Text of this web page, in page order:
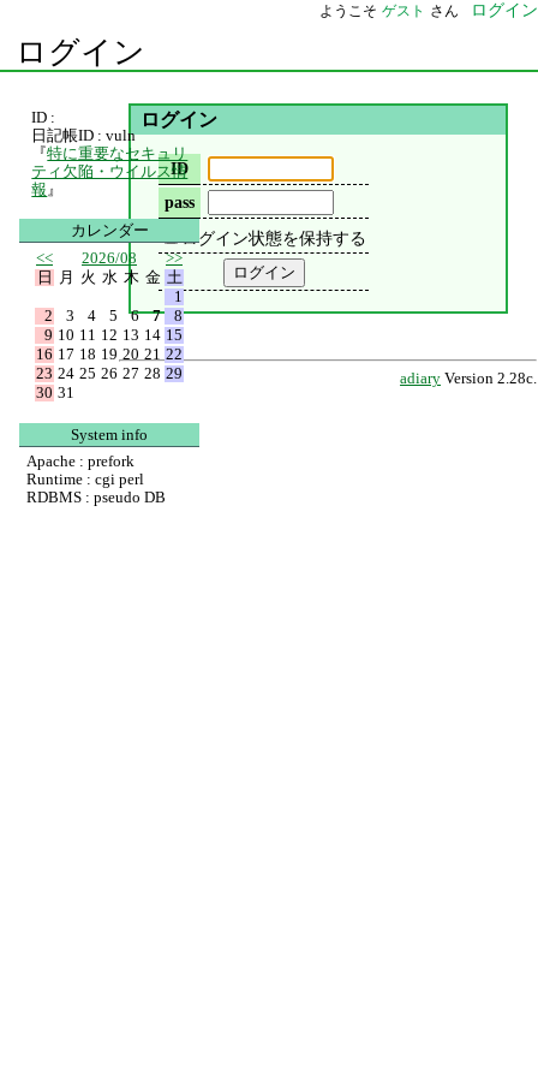
ようこそ ゲスト さん ログイン
ログイン
ログイン
ID
pass
ログイン状態を保持する
adiary Version 2.28c.
ID :
日記帳ID : vuln
『特に重要なセキュリ
ティ欠陥・ウイルス情
報 』
カレンダー
<<
2026/08
>>
日
月 火 水 木 金 土
1
2
3 4 5 6 7
8
9 10 11 12 13 14 15
16 17 18 19 20 21 22
23 24 25 26 27 28 29
30 31
System info
Apache : prefork
Runtime : cgi perl
RDBMS : pseudo DB